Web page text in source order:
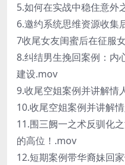
5.如何在实战中稳住意外
6.邀约系统思维资源收集
7收尾女友闺蜜后在征服
8.纠结男生挽回案例：内
建设.mov
9.收尾空姐案例并讲解情
10.收尾空姐案例并讲解
11.围三阙一之术反驯化
的高位！.mov
12.短期案例带华裔妹回